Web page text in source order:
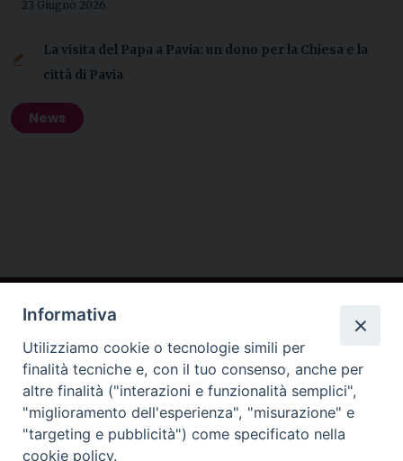
23 Giugno 2026
La visita del Papa a Pavia: un dono per la Chiesa e la
città di Pavia
News
Conferenza Episcopale Lombarda (CEL)
Informativa
Utilizziamo cookie o tecnologie simili per
finalità tecniche e, con il tuo consenso, anche per
altre finalità ("interazioni e funzionalità semplici",
"miglioramento dell'esperienza", "misurazione" e
"targeting e pubblicità") come specificato nella
cookie policy.